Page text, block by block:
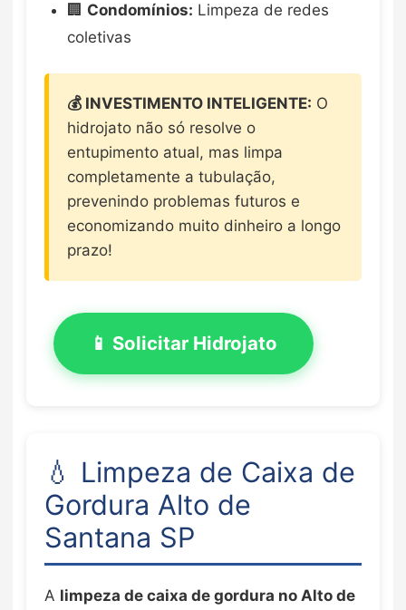
🏢 Condomínios: Limpeza de redes
coletivas
💰 INVESTIMENTO INTELIGENTE: O
hidrojato não só resolve o
entupimento atual, mas limpa
completamente a tubulação,
prevenindo problemas futuros e
economizando muito dinheiro a longo
prazo!
📱 Solicitar Hidrojato
💧 Limpeza de Caixa de
Gordura Alto de
Santana SP
A limpeza de caixa de gordura no Alto de